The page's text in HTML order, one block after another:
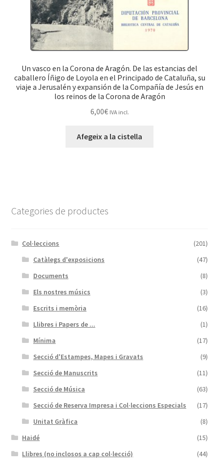
Un vasco en la Corona de Aragón. De las estancias del
caballero Íñigo de Loyola en el Principado de Cataluña, su
viaje a Jerusalén y expansión de la Compañía de Jesús en
los reinos de la Corona de Aragón
6,00€ IVA incl.
Afegeix a la cistella
Categories de productes
Col·leccions
(201)
Catàlegs d'exposicions
(47)
Documents
(8)
Els nostres músics
(3)
Escrits i memòria
(16)
Llibres i Papers de ...
(1)
Mínima
(17)
Secció d'Estampes, Mapes i Gravats
(9)
Secció de Manuscrits
(11)
Secció de Música
(63)
Secció de Reserva Impresa i Col·leccions Especials
(17)
Unitat Gràfica
(8)
Haidé
(15)
Llibres (no inclosos a cap col·lecció)
(44)